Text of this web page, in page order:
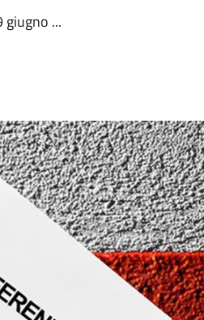
giugno ...